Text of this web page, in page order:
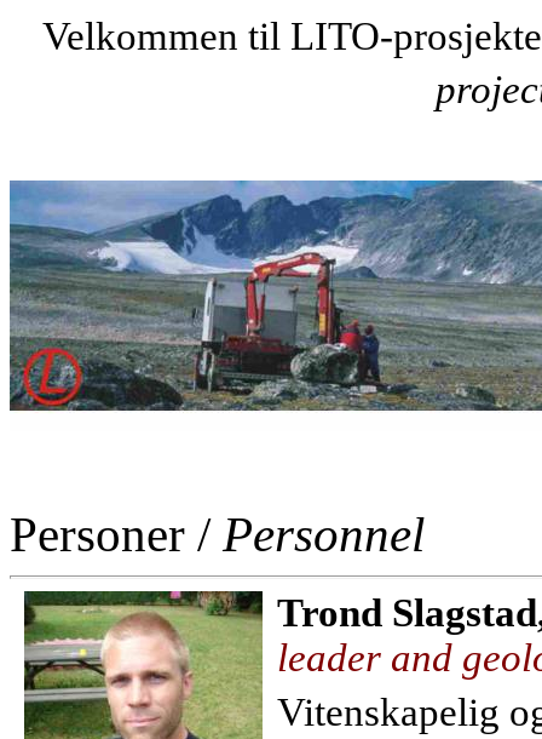
Velkommen til LITO-
Personer /Personnel
Trond
leader and
Vitenskapelig